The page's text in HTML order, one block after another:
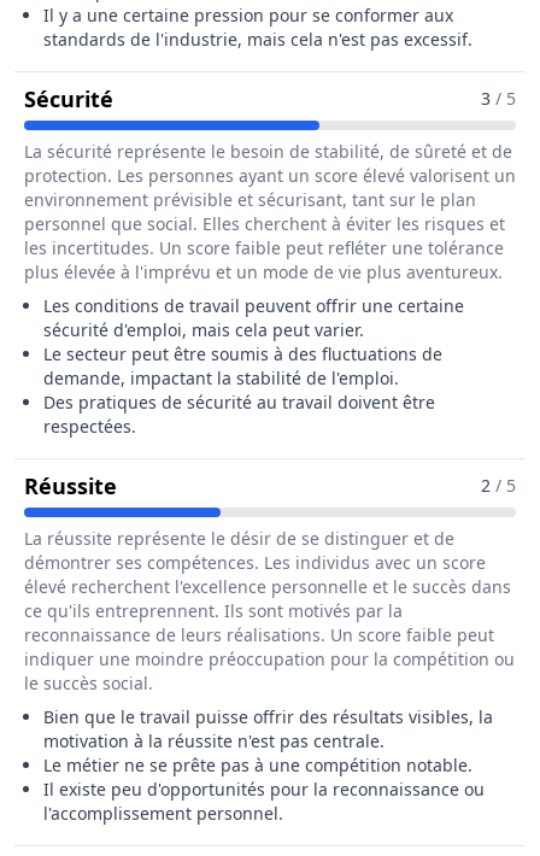
Il y a une certaine pression pour se conformer aux
standards de l'industrie, mais cela n'est pas excessif.
Sécurité Pour Le Métier De Trieur / Trieuse De
3 / 5
La sécurité représente le besoin de stabilité, de sûreté et de
protection. Les personnes ayant un score élevé valorisent un
environnement prévisible et sécurisant, tant sur le plan
personnel que social. Elles cherchent à éviter les risques et
les incertitudes. Un score faible peut refléter une tolérance
plus élevée à l'imprévu et un mode de vie plus aventureux.
Les conditions de travail peuvent offrir une certaine
sécurité d'emploi, mais cela peut varier.
Le secteur peut être soumis à des fluctuations de
demande, impactant la stabilité de l'emploi.
Des pratiques de sécurité au travail doivent être
respectées.
Réussite Pour Le Métier De Trieur / Trieuse De
2 / 5
La réussite représente le désir de se distinguer et de
démontrer ses compétences. Les individus avec un score
élevé recherchent l'excellence personnelle et le succès dans
ce qu'ils entreprennent. Ils sont motivés par la
reconnaissance de leurs réalisations. Un score faible peut
indiquer une moindre préoccupation pour la compétition ou
le succès social.
Bien que le travail puisse offrir des résultats visibles, la
motivation à la réussite n'est pas centrale.
Le métier ne se prête pas à une compétition notable.
Il existe peu d'opportunités pour la reconnaissance ou
l'accomplissement personnel.